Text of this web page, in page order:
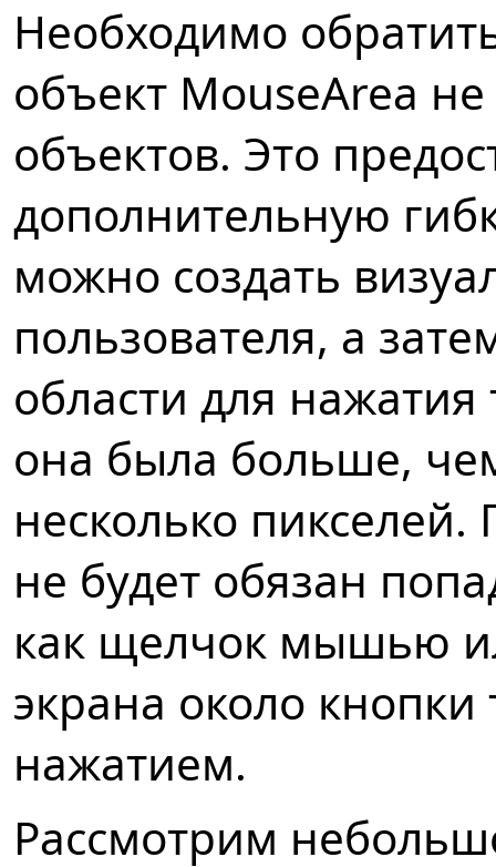
Необходимо
объект MouseArea
объектов. Это
дополнительную
можно создать
пользователя, а
области для
она была больше,
несколько пикселей.
не будет обязан
как щелчок мышью
экрана около кнопки
нажатием.
Рассмотрим